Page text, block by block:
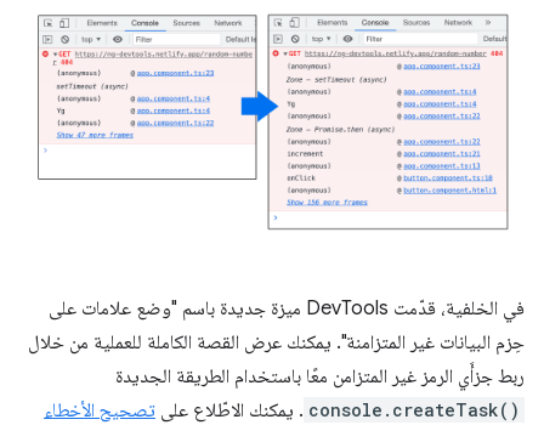
في الخلفية، قدّمت DevTools ميزة جديدة باسم "وضع علامات على
حِزم البيانات غير المتزامنة". يمكنك عرض القصة الكاملة للعملية من خلال
ربط جزأَي الرمز غير المتزامن معًا باستخدام الطريقة الجديدة
console.createTask() . يمكنك الاطّلاع على تصحيح الأخطاء